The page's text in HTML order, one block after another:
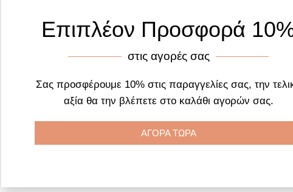
Επιπλέον Προσφορά
στις αγορές σας
Σας προσφέρουμε 10% στις παραγγελίες σας, την
αξία θα την βλέπετε στο καλάθι αγορών σας.
ΑΓΟΡΑ ΤΩΡΑ